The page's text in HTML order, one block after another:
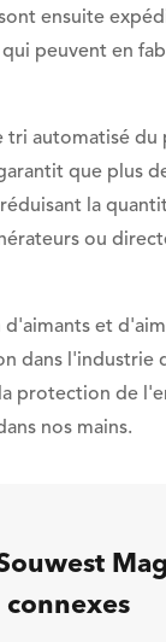
ensuite
peuvent en
tri automatisé
que plus
la
ou
et
dans l'industrie
protection de
nos mains.
connexes